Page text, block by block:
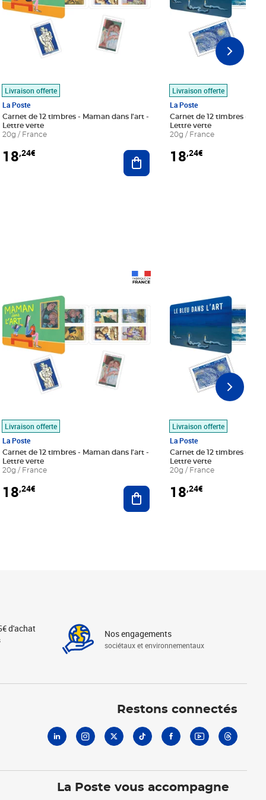
au panier
Livraison offerte
La Poste
Carnet de 12 timbres - Maman dans l'art -
Lettre verte
20g / France
18,24€ Ajouter au panier
Livraison offerte
La Poste
Carnet de 12 timbres - Le
Lettre verte
20g / France
18,24€
au panier
Livraison offerte
La Poste
Carnet de 12 timbres - Maman dans l'art -
Lettre verte
20g / France
18,24€ Ajouter au panier
Livraison offerte
La Poste
Carnet de 12 timbres - Le
Lettre verte
20g / France
18,24€
d'achat Nos engagements
sociétaux et environnementaux
Restons connectés
La Poste vous accompagne